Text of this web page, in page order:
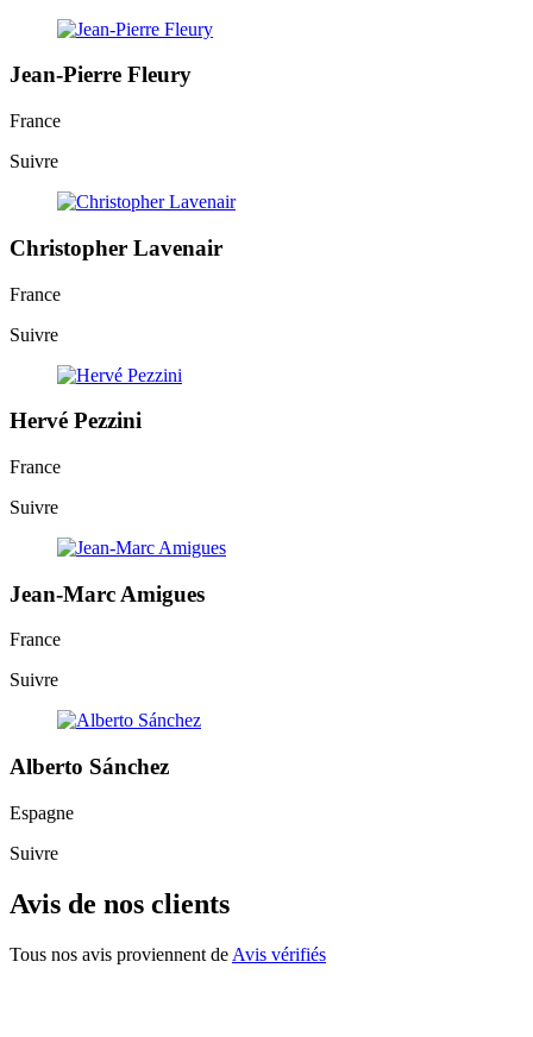
Jean-Pierre Fleury
France
Suivre
Christopher Lavenair
France
Suivre
Hervé Pezzini
France
Suivre
Jean-Marc Amigues
France
Suivre
Alberto Sánchez
Espagne
Suivre
Avis de nos clients
Tous nos avis proviennent de Avis vérifiés